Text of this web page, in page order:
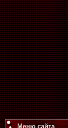
Меню сайта